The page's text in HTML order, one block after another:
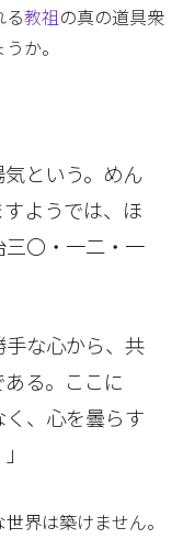
る教祖 の真の道具衆
か。
気という。めん
ようでは、ほ
三〇・一二・一
手な心から、共
る。ここに
く、心を曇らす
界は築けません。